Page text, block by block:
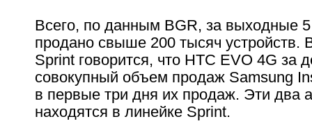
Всего, по данным BGR, за выходные
продано свыше 200 тысяч устройств.
Sprint говорится, что HTC EVO 4G за
совокупный объем продаж Samsung
в первые три дня их продаж. Эти два
находятся в линейке Sprint.